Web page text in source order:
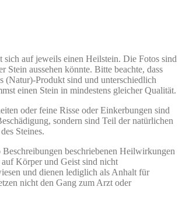
sich auf jeweils einen Heilstein. Die Fotos sind
Stein aussehen könnte. Bitte beachte, dass
(Natur)-Produkt sind und unterschiedlich
einen Stein in mindestens gleicher Qualität.
oder feine Risse oder Einkerbungen sind
sondern sind Teil der natürlichen
Steines.
beschriebenen Heilwirkungen
Körper und Geist sind nicht
und dienen lediglich als Anhalt für
nicht den Gang zum Arzt oder